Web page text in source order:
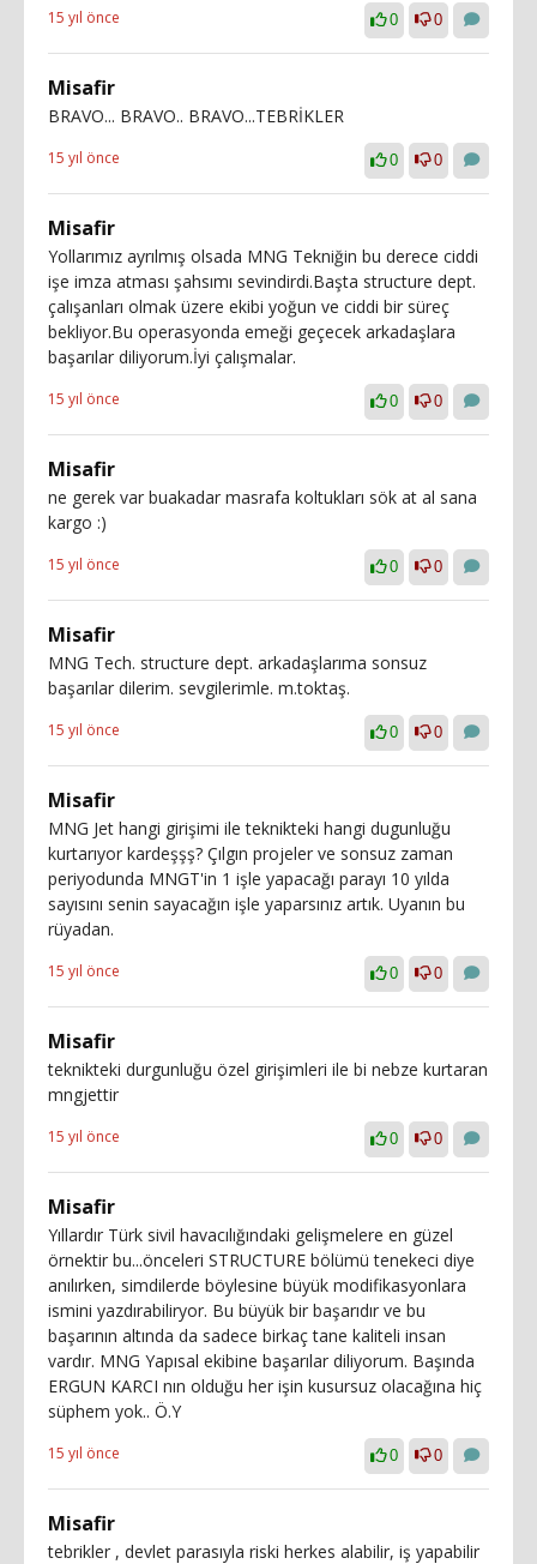
15 yıl önce 0 0
Misafir
BRAVO... BRAVO.. BRAVO...TEBRİKLER
15 yıl önce 0 0
Misafir
Yollarımız ayrılmış olsada MNG Tekniğin bu derece ciddi
işe imza atması şahsımı sevindirdi.Başta structure dept.
çalışanları olmak üzere ekibi yoğun ve ciddi bir süreç
bekliyor.Bu operasyonda emeği geçecek arkadaşlara
başarılar diliyorum.İyi çalışmalar.
15 yıl önce 0 0
Misafir
ne gerek var buakadar masrafa koltukları sök at al sana
kargo :)
15 yıl önce 0 0
Misafir
MNG Tech. structure dept. arkadaşlarıma sonsuz
başarılar dilerim. sevgilerimle. m.toktaş.
15 yıl önce 0 0
Misafir
MNG Jet hangi girişimi ile teknikteki hangi dugunluğu
kurtarıyor kardeşşş? Çılgın projeler ve sonsuz zaman
periyodunda MNGT'in 1 işle yapacağı parayı 10 yılda
sayısını senin sayacağın işle yaparsınız artık. Uyanın bu
rüyadan.
15 yıl önce 0 0
Misafir
teknikteki durgunluğu özel girişimleri ile bi nebze kurtaran
mngjettir
15 yıl önce 0 0
Misafir
Yıllardır Türk sivil havacılığındaki gelişmelere en güzel
örnektir bu...önceleri STRUCTURE bölümü tenekeci diye
anılırken, simdilerde böylesine büyük modifikasyonlara
ismini yazdırabiliryor. Bu büyük bir başarıdır ve bu
başarının altında da sadece birkaç tane kaliteli insan
vardır. MNG Yapısal ekibine başarılar diliyorum. Başında
ERGUN KARCI nın olduğu her işin kusursuz olacağına hiç
süphem yok.. Ö.Y
15 yıl önce 0 0
Misafir
tebrikler , devlet parasıyla riski herkes alabilir, iş yapabilir